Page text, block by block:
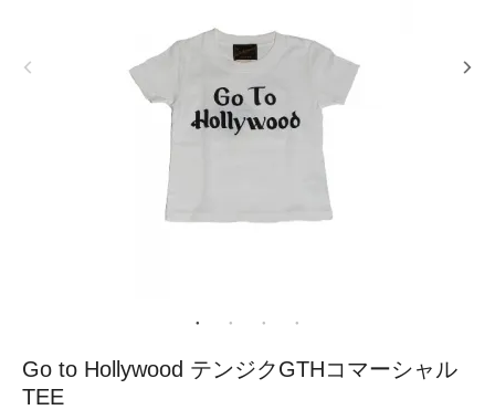
Go to Hollywood テンジクGTHコマーシャル
TEE